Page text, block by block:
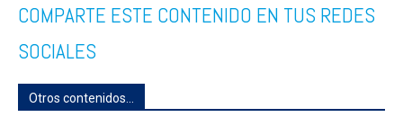
COMPARTE ESTE CONTENIDO EN TUS REDES
SOCIALES
Otros contenidos...